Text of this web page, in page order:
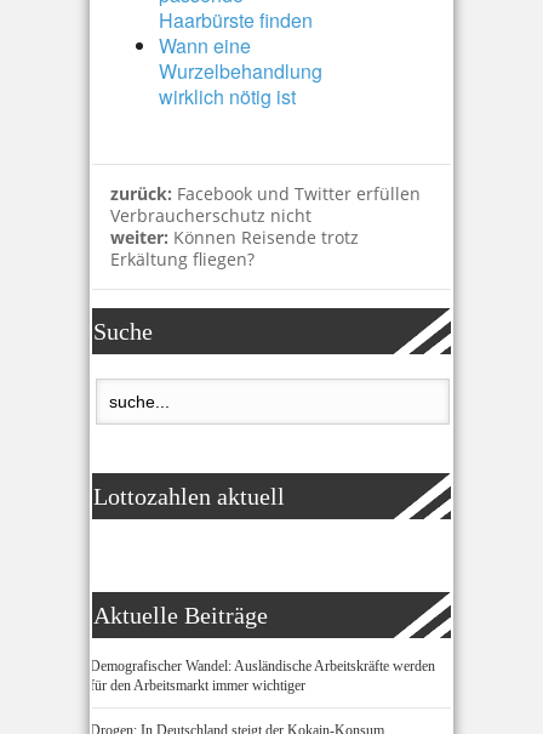
Haarbürste finden
Wann eine
Wurzelbehandlung
wirklich nötig ist
zurück: Facebook und Twitter erfüllen
Verbraucherschutz nicht
weiter: Können Reisende trotz
Erkältung fliegen?
Suche
Lottozahlen aktuell
Aktuelle Beiträge
Demografischer Wandel: Ausländische Arbeitskräfte werden
für den Arbeitsmarkt immer wichtiger
Drogen: In Deutschland steigt der Kokain-Konsum